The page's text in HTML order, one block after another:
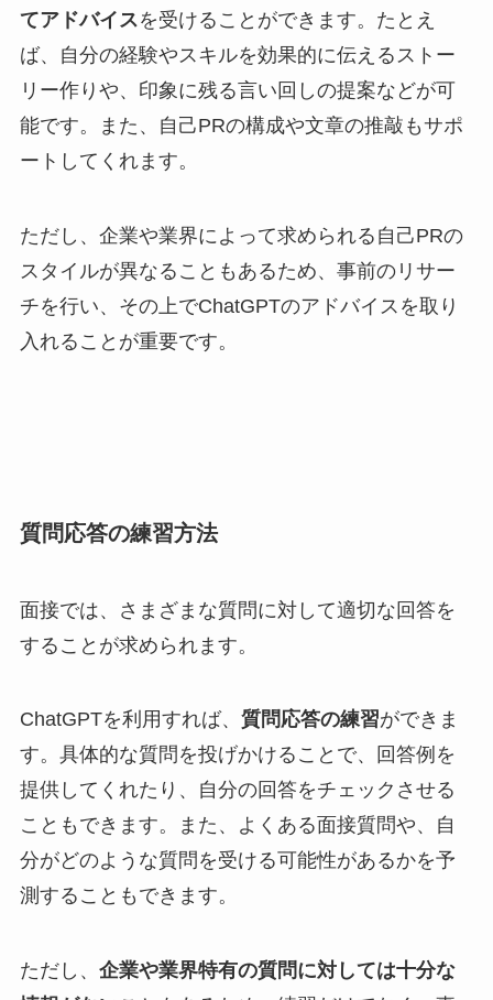
てアドバイスを受けることができます。たとえ
ば、自分の経験やスキルを効果的に伝えるストー
リー作りや、印象に残る言い回しの提案などが可
能です。また、自己PRの構成や文章の推敲もサポ
ートしてくれます。
ただし、企業や業界によって求められる自己PRの
スタイルが異なることもあるため、事前のリサー
チを行い、その上でChatGPTのアドバイスを取り
入れることが重要です。
質問応答の練習方法
面接では、さまざまな質問に対して適切な回答を
することが求められます。
ChatGPTを利用すれば、 質問応答の練習ができま
す。具体的な質問を投げかけることで、回答例を
提供してくれたり、自分の回答をチェックさせる
こともできます。また、よくある面接質問や、自
分がどのような質問を受ける可能性があるかを予
測することもできます。
ただし、 企業や業界特有の質問に対しては十分な